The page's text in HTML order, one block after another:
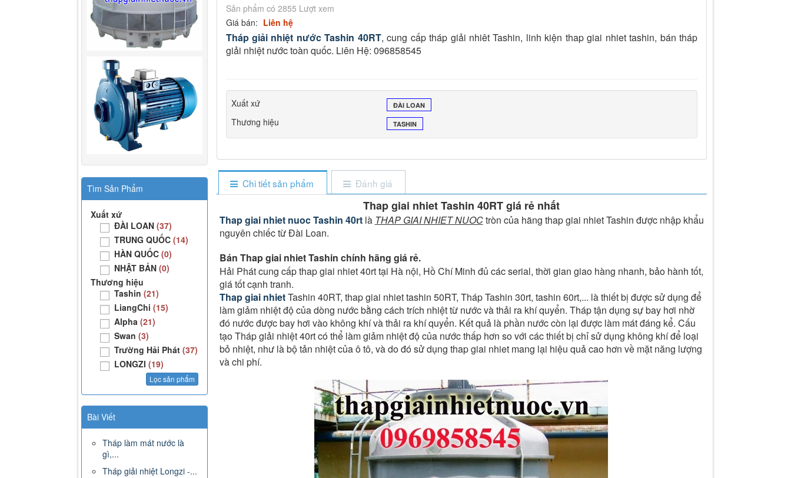
Sản phẩm có 2855 Lượt xem
Giá bán: Liên hệ
Tháp giải nhiệt nước Tashin 40RT, cung cấp tháp giải nhiêt Tashin, linh kiện thap giai nhiet tashin, bán tháp
giải nhiệt nước toàn quốc. Liên Hệ: 096858545
Xuất xứ ĐÀI LOAN
Thương hiệu TASHIN
Chi tiết sản phẩm Đánh giá
Thap giai nhiet Tashin 40RT giá rẻ nhất
Thap giai nhiet nuocTashin 40rtlà THAP GIAI NHIET NUOCtròn của hãng thap giai nhiet Tashin được nhập khẩu
nguyên chiếc từ Đài Loan.
Bán Thap giai nhiet Tashin chính hãng giá rẻ.
Hải Phát cung cấp thap giai nhiet 40rt tại Hà nội, Hồ Chí Minh đủ các serial, thời gian giao hàng nhanh, bảo hành tốt,
giá tốt cạnh tranh.
Thap giai nhietTashin 40RT, thap giai nhiet tashin 50RT, Tháp Tashin 30rt, tashin 60rt,... là thiết bị được sử dụng để
làm giảm nhiệt độ của dòng nước bằng cách trích nhiệt từ nước và thải ra khí quyển. Tháp tận dụng sự bay hơi nhờ
đó nước được bay hơi vào không khí và thải ra khí quyển. Kết quả là phần nước còn lại được làm mát đáng kể. Cấu
tạo Tháp giải nhiệt 40rt có thể làm giảm nhiệt độ của nước thấp hơn so với các thiết bị chỉ sử dụng không khí để loại
bỏ nhiệt, như là bộ tản nhiệt của ô tô, và do đó sử dụng thap giai nhiet mang lại hiệu quả cao hơn về mặt năng lượng
và chi phí.
Tìm Sản Phẩm
Xuất xứ
ĐÀI LOAN (37)
TRUNG QUỐC (14)
HÀN QUỐC (0)
NHẬT BẢN (0)
Thương hiệu
Tashin (21)
LiangChi (15)
Alpha (21)
Swan (3)
Trường Hải Phát (37)
LONGZI (19)
Bài Viết
Tháp làm mát nước là
gì,...
Tháp giải nhiệt Longzi -...